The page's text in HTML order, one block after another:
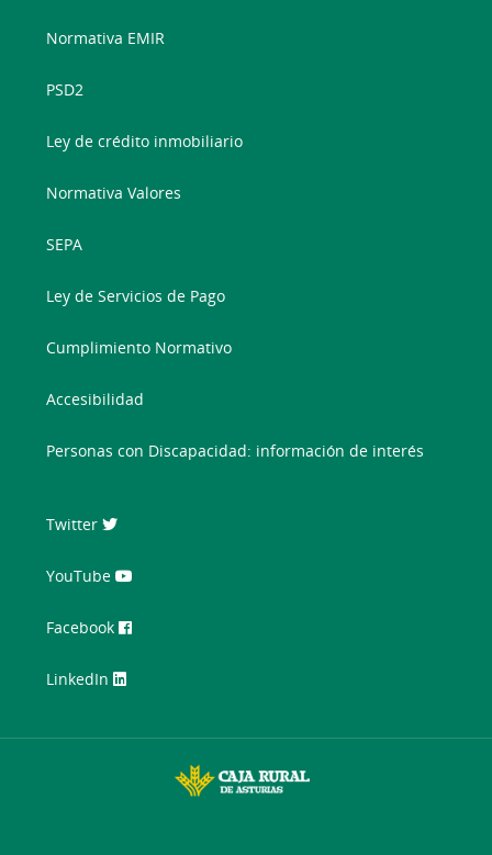
Normativa EMIR
PSD2
Ley de crédito inmobiliario
Normativa Valores
SEPA
Ley de Servicios de Pago
Cumplimiento Normativo
Accesibilidad
Personas con Discapacidad: información de interés
Twitter
YouTube
Facebook
LinkedIn